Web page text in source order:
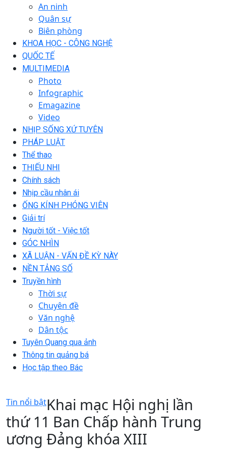
An ninh
Quân sự
Biên phòng
KHOA HỌC - CÔNG NGHỆ
QUỐC TẾ
MULTIMEDIA
Photo
Infographic
Emagazine
Video
NHỊP SỐNG XỨ TUYÊN
PHÁP LUẬT
Thể thao
THIẾU NHI
Chính sách
Nhịp cầu nhân ái
ỐNG KÍNH PHÓNG VIÊN
Giải trí
Người tốt - Việc tốt
GÓC NHÌN
XÃ LUẬN - VẤN ĐỀ KỲ NÀY
NỀN TẢNG SỐ
Truyền hình
Thời sự
Chuyên đề
Văn nghệ
Dân tộc
Tuyên Quang qua ảnh
Thông tin quảng bá
Học tập theo Bác
Tin nổi bậtKhai mạc Hội nghị lần
thứ 11 Ban Chấp hành Trung
ương Đảng khóa XIII